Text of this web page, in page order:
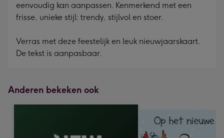
x
240
eenvoudig kan aanpassen. Kenmerkend met een
frisse, unieke stijl: trendy, stijlvol en stoer.
Verras met deze feestelijk en leuk nieuwjaarskaart.
De tekst is aanpasbaar.
Anderen bekeken ook